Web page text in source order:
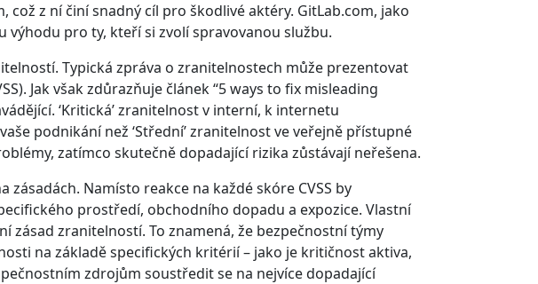
z ní činí snadný cíl pro škodlivé aktéry. GitLab.com, jako
výhodu pro ty, kteří si zvolí spravovanou službu.
Typická zpráva o zranitelnostech může prezentovat
Jak však zdůrazňuje článek “5 ways to fix misleading
‘Kritická’ zranitelnost v interní, k internetu
podnikání než ‘Střední’ zranitelnost ve veřejně přístupné
zatímco skutečně dopadající rizika zůstávají neřešena.
Namísto reakce na každé skóre CVSS by
prostředí, obchodního dopadu a expozice. Vlastní
zranitelností. To znamená, že bezpečnostní týmy
na základě specifických kritérií – jako je kritičnost aktiva,
zdrojům soustředit se na nejvíce dopadající